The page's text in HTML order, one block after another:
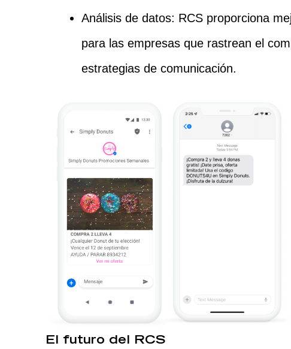
Análisis de datos: RCS proporciona
para las empresas que rastrean el
estrategias de comunicación.
El futuro del RCS